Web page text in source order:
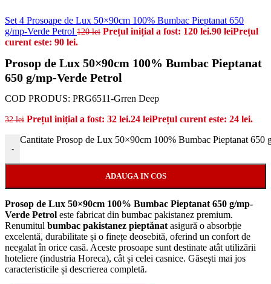
Set 4 Prosoape de Lux 50×90cm 100% Bumbac Pieptanat 650
g/mp-Verde Petrol 120lei Prețul inițial a fost: 120 lei.90 leiPrețul
curent este: 90 lei.
Prosop de Lux 50×90cm 100% Bumbac Pieptanat
650 g/mp-Verde Petrol
COD PRODUS: PRG6511-Grren Deep
32lei Prețul inițial a fost: 32 lei.24 leiPrețul curent este: 24 lei.
-
Cantitate Prosop de Lux 50×90cm 100% Bumbac Pieptanat 650
ADAUGA IN COS
Prosop de Lux 50×90cm 100% Bumbac Pieptanat 650 g/mp-
Verde Petrol este fabricat din bumbac pakistanez premium.
Renumitul bumbac pakistanez pieptănat asigură o absorbție
excelentă, durabilitate și o finețe deosebită, oferind un confort de
neegalat în orice casă. Aceste prosoape sunt destinate atât utilizării
hoteliere (industria Horeca), cât și celei casnice. Găsești mai jos
caracteristicile și descrierea completă.